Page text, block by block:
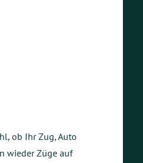
ob Ihr Zug, Auto
wieder Züge auf